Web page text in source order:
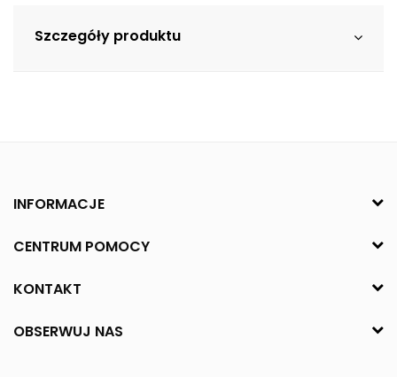
Szczegóły produktu
INFORMACJE
CENTRUM POMOCY
KONTAKT
OBSERWUJ NAS